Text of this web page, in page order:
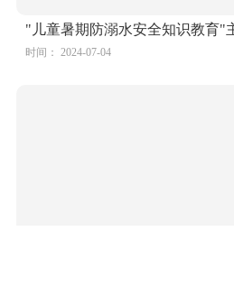
"儿童暑期防溺水安全知识教育"
时间： 2024-07-04